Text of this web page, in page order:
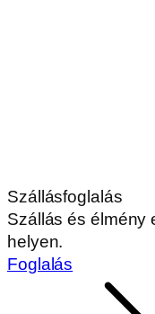
Szállásfoglalás
Szállás és élmény
helyen.
Foglalás